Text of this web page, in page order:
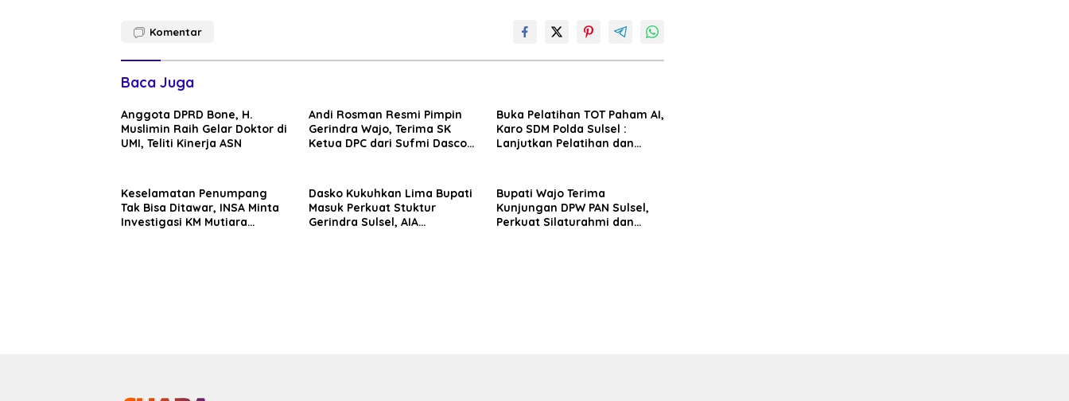
Komentar
Baca Juga
Anggota DPRD Bone, H.
Muslimin Raih Gelar Doktor di
UMI, Teliti Kinerja ASN
Andi Rosman Resmi Pimpin
Gerindra Wajo, Terima SK
Ketua DPC dari Sufmi Dasco
Buka Pelatihan TOT Paham AI,
Karo SDM Polda Sulsel :
Lanjutkan Pelatihan dan
Keselamatan Penumpang
Tak Bisa Ditawar, INSA Minta
Investigasi KM Mutiara
Dasko Kukuhkan Lima Bupati
Masuk Perkuat Stuktur
Gerindra Sulsel, AIA
Bupati Wajo Terima
Kunjungan DPW PAN Sulsel,
Perkuat Silaturahmi dan